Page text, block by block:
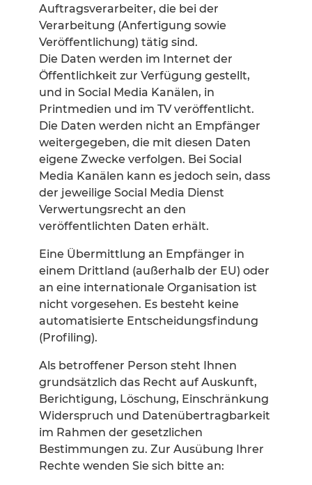
Auftragsverarbeiter, die bei der
Verarbeitung (Anfertigung sowie
Veröffentlichung) tätig sind.
Die Daten werden im Internet der
Öffentlichkeit zur Verfügung gestellt,
und in Social Media Kanälen, in
Printmedien und im TV veröffentlicht.
Die Daten werden nicht an Empfänger
weitergegeben, die mit diesen Daten
eigene Zwecke verfolgen. Bei Social
Media Kanälen kann es jedoch sein, dass
der jeweilige Social Media Dienst
Verwertungsrecht an den
veröffentlichten Daten erhält.
Eine Übermittlung an Empfänger in
einem Drittland (außerhalb der EU) oder
an eine internationale Organisation ist
nicht vorgesehen. Es besteht keine
automatisierte Entscheidungsfindung
(Profiling).
Als betroffener Person steht Ihnen
grundsätzlich das Recht auf Auskunft,
Berichtigung, Löschung, Einschränkung
Widerspruch und Datenübertragbarkeit
im Rahmen der gesetzlichen
Bestimmungen zu. Zur Ausübung Ihrer
Rechte wenden Sie sich bitte an: